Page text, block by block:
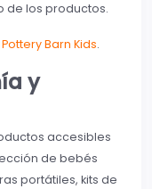
de los productos.
Pottery Barn Kids.
y
accesibles
de bebés
portátiles, kits de